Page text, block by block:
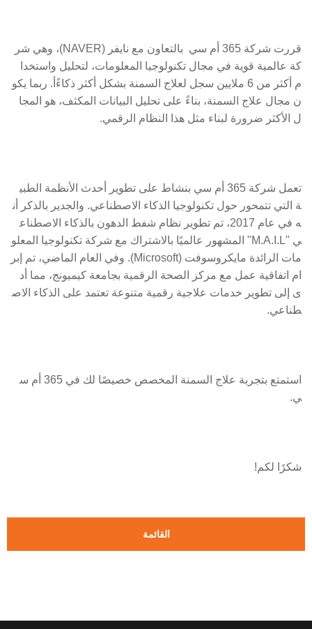
قررت شركة 365 أم سي بالتعاون مع نايفر (NAVER)، وهي شر
كة عالمية قوية في مجال تكنولوجيا المعلومات، لتحليل واستخدا
م أكثر من 6 ملايين سجل لعلاج السمنة بشكل أكثر ذكاءًأ. ربما يكو
ن مجال علاج السمنة، بناءً على تحليل البيانات المكثف، هو المجا
ل الأكثر ضرورة لبناء مثل هذا النظام الرقمي.
تعمل شركة 365 أم سي بنشاط على تطوير أحدث الأنظمة الطبي
ة التي تتمحور حول تكنولوجيا الذكاء الاصطناعي. والجدير بالذكر أن
ه في عام 2017، تم تطوير نظام شفط الدهون بالذكاء الاصطناع
ي "M.A.I.L" المشهور عالميًا بالاشتراك مع شركة تكنولوجيا المعلو
مات الرائدة مايكروسوفت (Microsoft). وفي العام الماضي، تم إبر
ام اتفاقية عمل مع مركز الصحة الرقمية بجامعة كيميونج، مما أد
ى إلى تطوير خدمات علاجية رقمية متنوعة تعتمد على الذكاء الاص
طناعي.
استمتع بتجربة علاج السمنة المخصص خصيصًا لك في 365 أم س
ي.
شكرًا لكم!
القائمة